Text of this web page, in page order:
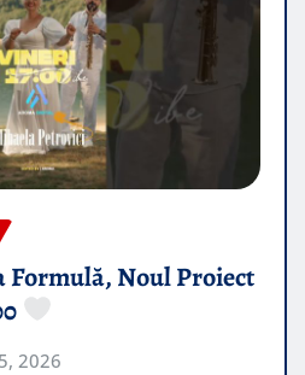
Formulă, Noul Proiect
2026